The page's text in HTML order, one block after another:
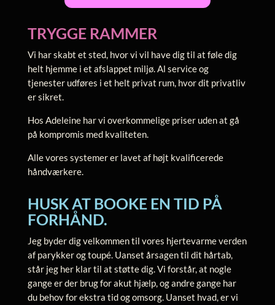
TRYGGE RAMMER
Vi har skabt et sted, hvor vi vil have dig til at føle dig
helt hjemme i et afslappet miljø. Al service og
tjenester udføres i et helt privat rum, hvor dit privatliv
er sikret.
Hos Adeleine har vi overkommelige priser uden at gå
på kompromis med kvaliteten.
Alle vores systemer er lavet af højt kvalificerede
håndværkere.
HUSK AT BOOKE EN TID PÅ
FORHÅND.
Jeg byder dig velkommen til vores hjertevarme verden
af parykker og toupé. Uanset årsagen til dit hårtab,
står jeg her klar til at støtte dig. Vi forstår, at nogle
gange er der brug for akut hjælp, og andre gange har
du behov for ekstra tid og omsorg. Uanset hvad, er vi